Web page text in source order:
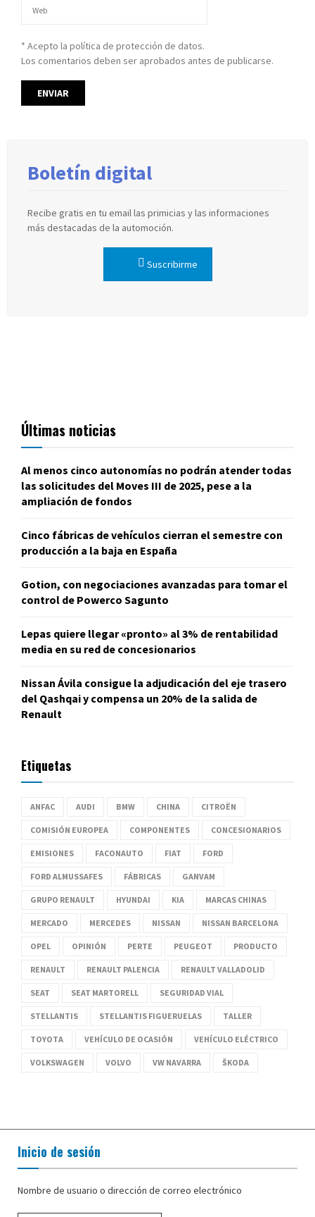
* Acepto la política de protección de datos.
Los comentarios deben ser aprobados antes de publicarse.
Boletín digital
Recibe gratis en tu email las primicias y las informaciones
más destacadas de la automoción.
Suscribirme
Últimas noticias
Al menos cinco autonomías no podrán atender todas
las solicitudes del Moves III de 2025, pese a la
ampliación de fondos
Cinco fábricas de vehículos cierran el semestre con
producción a la baja en España
Gotion, con negociaciones avanzadas para tomar el
control de Powerco Sagunto
Lepas quiere llegar «pronto» al 3% de rentabilidad
media en su red de concesionarios
Nissan Ávila consigue la adjudicación del eje trasero
del Qashqai y compensa un 20% de la salida de
Renault
Etiquetas
ANFAC AUDI BMW CHINA CITROËN
COMISIÓN EUROPEA COMPONENTES CONCESIONARIOS
EMISIONES FACONAUTO FIAT FORD
FORD ALMUSSAFES FÁBRICAS GANVAM
GRUPO RENAULT HYUNDAI KIA MARCAS CHINAS
MERCADO MERCEDES NISSAN NISSAN BARCELONA
OPEL OPINIÓN PERTE PEUGEOT PRODUCTO
RENAULT RENAULT PALENCIA RENAULT VALLADOLID
SEAT SEAT MARTORELL SEGURIDAD VIAL
STELLANTIS STELLANTIS FIGUERUELAS TALLER
TOYOTA VEHÍCULO DE OCASIÓN VEHÍCULO ELÉCTRICO
VOLKSWAGEN VOLVO VW NAVARRA ŠKODA
Inicio de sesión
Nombre de usuario o dirección de correo electrónico